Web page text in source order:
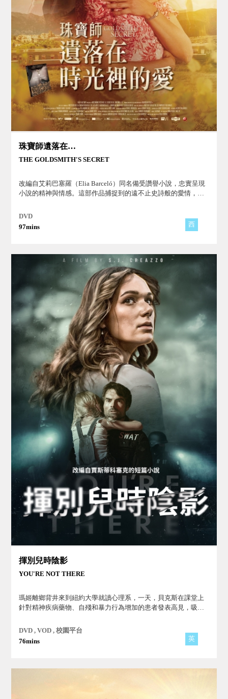
珠寶師遺落在時光裡的愛
THE GOLDSMITH'S SECRET
改編自艾莉巴塞羅（Elia Barceló）同名備受讚譽小說，忠實呈現
小說的精神與情感。這部作品捕捉到的遠不止史詩般的愛情，而
兼文學評論「愛是用心衡量的空間和時間。」對本片完美的註
DVD
97mins
西
揮別兒時陰影
YOU'RE NOT THERE
瑪姬離鄉背井來到紐約大學就讀心理系，一天，貝克斯在課堂上
針對精神疾病藥物、自殘和暴力行為增加的患者發表高見，吸引
DVD , VOD , 校園平台
76mins
英